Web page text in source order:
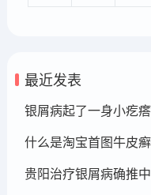
最近发表
银屑病起了一身小疙
什么是淘宝首图牛皮
贵阳治疗银屑病确推